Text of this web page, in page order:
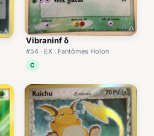
Vibraninf δ
#54 · EX : Fantômes Holon
C